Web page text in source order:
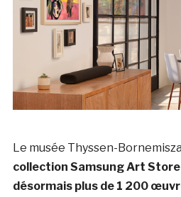
Le musée Thyssen-
collection Samsung Art
désormais plus de 1 200